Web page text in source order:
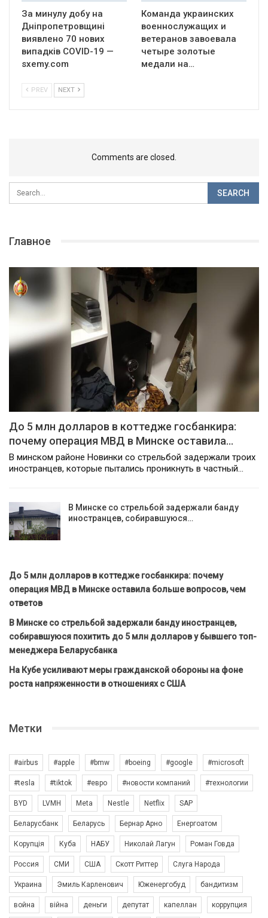
За минулу добу на
Дніпропетровщині
виявлено 70 нових
випадків COVID-19 —
sxemy.com
Команда украинских
военнослужащих и
ветеранов завоевала
четыре золотые
медали на…
PREV NEXT
Comments are closed.
Главное
До 5 млн долларов в коттедже госбанкира:
почему операция МВД в Минске оставила…
В минском районе Новинки со стрельбой задержали троих
иностранцев, которые пытались проникнуть в частный…
В Минске со стрельбой задержали банду
иностранцев, собиравшуюся…
До 5 млн долларов в коттедже госбанкира: почему
операция МВД в Минске оставила больше вопросов, чем
ответов
В Минске со стрельбой задержали банду иностранцев,
собиравшуюся похитить до 5 млн долларов у бывшего топ-
менеджера Беларусбанка
На Кубе усиливают меры гражданской обороны на фоне
роста напряженности в отношениях с США
Метки
#airbus #apple #bmw #boeing #google #microsoft
#tesla #tiktok #евро #новости компаний #технологии
BYD LVMH Meta Nestle Netflix SAP
Беларусбанк Беларусь Бернар Арно Енергоатом
Корупція Куба НАБУ Николай Лагун Роман Говда
Россия СМИ США Скотт Риттер Слуга Народа
Украина Эмиль Карленович Юженергобуд бандитизм
война війна деньги депутат капеллан коррупция